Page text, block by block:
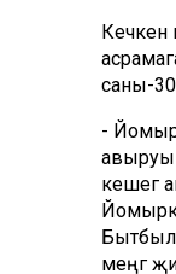
саны-
-
кешегә
меңгә